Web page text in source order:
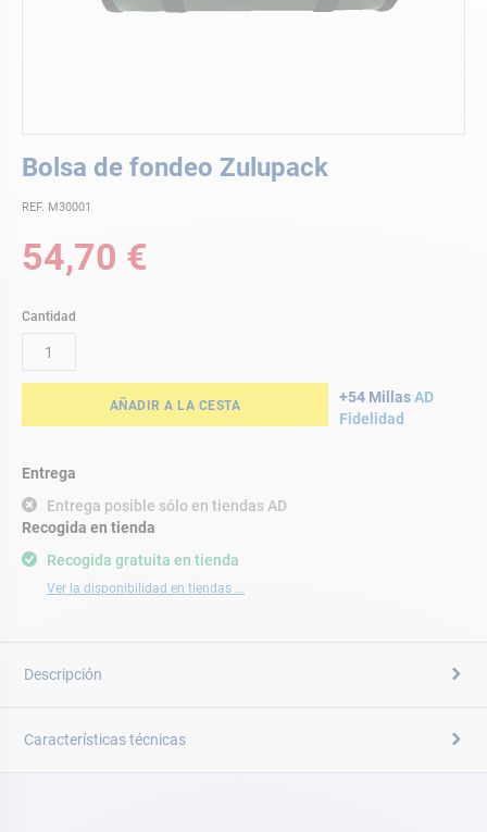
Bolsa de fondeo Zulupack
REF. M30001
54,70 €
Cantidad
AÑADIR A LA CESTA +54 MillasAD
Fidelidad
Entrega
Entrega posible sólo en tiendas AD
Recogida gratuita en tienda
Ver la disponibilidad en tiendas ...
Recogida en tienda
al
de
galería
de
Descripción
Características técnicas